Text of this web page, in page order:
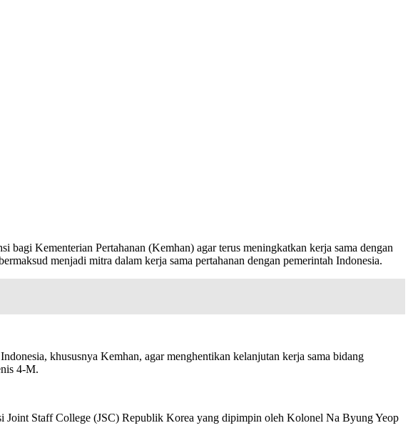
Kementerian Pertahanan (Kemhan) agar terus meningkatkan kerja sama dengan
menjadi mitra dalam kerja sama pertahanan dengan pemerintah Indonesia.
khususnya Kemhan, agar menghentikan kelanjutan kerja sama bidang
4-M.
Joint Staff College (JSC) Republik Korea yang dipimpin oleh Kolonel Na Byung Yeop